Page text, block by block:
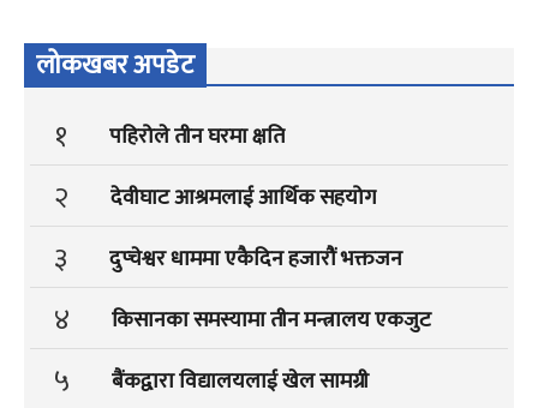
लोकखबर अपडेट
१ पहिरोले तीन घरमा क्षति
२ देवीघाट आश्रमलाई आर्थिक सहयोग
३ दुप्चेश्वर धाममा एकैदिन हजारौं भक्तजन
४ किसानका समस्यामा तीन मन्त्रालय एकजुट
५ बैंकद्वारा विद्यालयलाई खेल सामग्री